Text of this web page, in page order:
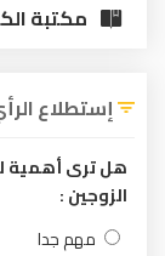
مكتبة
إستطلاع
هل ترى أهمية
الزوجين :
مهم جدا